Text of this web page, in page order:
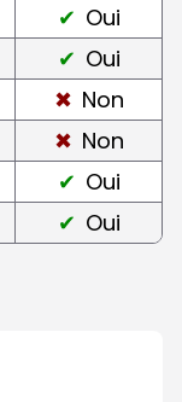
Oui
Oui
Non
Non
Oui
Oui